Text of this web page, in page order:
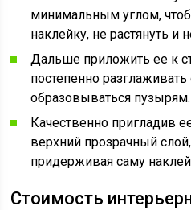
минимальным углом,
наклейку, не растянуть и
Дальше приложить ее к
постепенно
образовываться пузырям.
Качественно пригладив
верхний прозрачный
придерживая саму
Стоимость